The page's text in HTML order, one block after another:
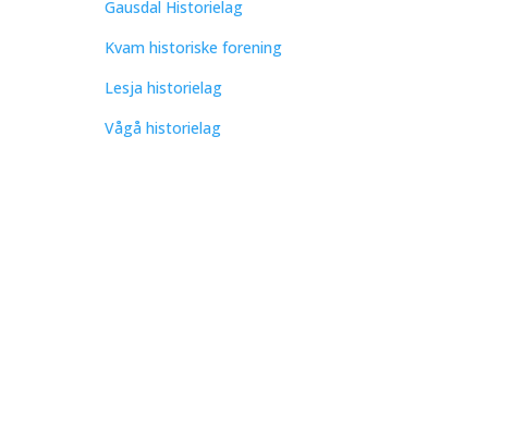
Gausdal Historielag
Kvam historiske forening
Lesja historielag
Vågå historielag